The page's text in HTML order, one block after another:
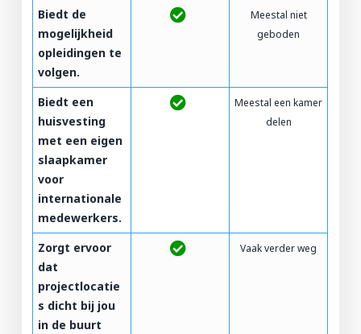
Biedt de
mogelijkheid
opleidingen te
volgen.
Meestal niet
geboden
Biedt een
huisvesting
met een eigen
slaapkamer
voor
internationale
medewerkers.
Meestal een kamer
delen
Zorgt ervoor
dat
projectlocatie
s dicht bij jou
in de buurt
Vaak verder weg